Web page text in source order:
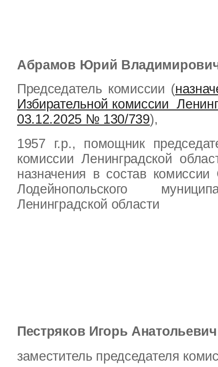
Абрамов Юрий
Председатель комиссии (
Избирательной комиссии
03.12.2025 № 130/739),
1957 г.р., помощник
комиссии Ленинградской
назначения в состав комиссии
Лодейнопольского
Ленинградской области
Пестряков Игорь Анатольевич
заместитель председателя